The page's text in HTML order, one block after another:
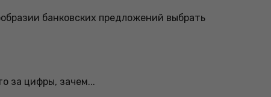
банковских предложений выбрать
за цифры, зачем...